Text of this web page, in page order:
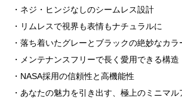
・ネジ・ヒンジなしのシームレス設計
・リムレスで視界も表情もナチュラルに
・落ち着いたグレーとブラックの絶妙なカラ
・メンテナンスフリーで長く愛用できる構造
・NASA採用の信頼性と高機能性
・あなたの魅力を引き出す、極上のミニマル